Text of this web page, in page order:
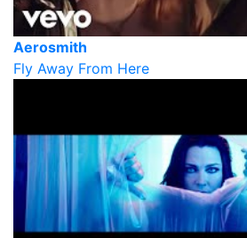
Aerosmith
Fly Away From Here